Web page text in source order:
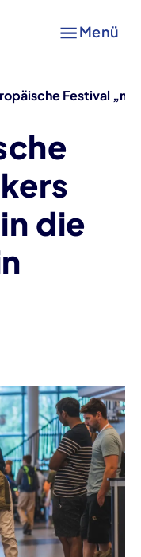
Menü
Festival
die